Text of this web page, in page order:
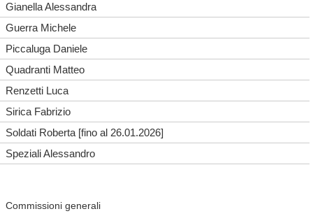
Gianella Alessandra
Guerra Michele
Piccaluga Daniele
Quadranti Matteo
Renzetti Luca
Sirica Fabrizio
Soldati Roberta [fino al 26.01.2026]
Speziali Alessandro
Commissioni generali